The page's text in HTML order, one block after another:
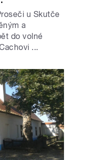
u Skutče
a
do volné
...